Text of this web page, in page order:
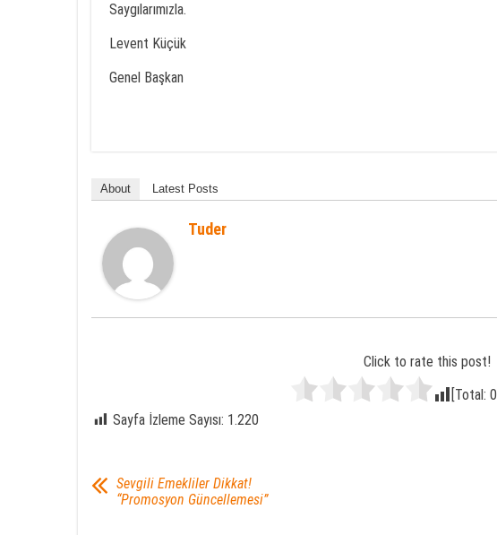
Saygılarımızla.
Levent Küçük
Genel Başkan
About Latest Posts
Tuder
Click to rate this post!
[Total: 0
Sayfa İzleme Sayısı: 1.220
Sevgili Emekliler Dikkat!
“Promosyon Güncellemesi”